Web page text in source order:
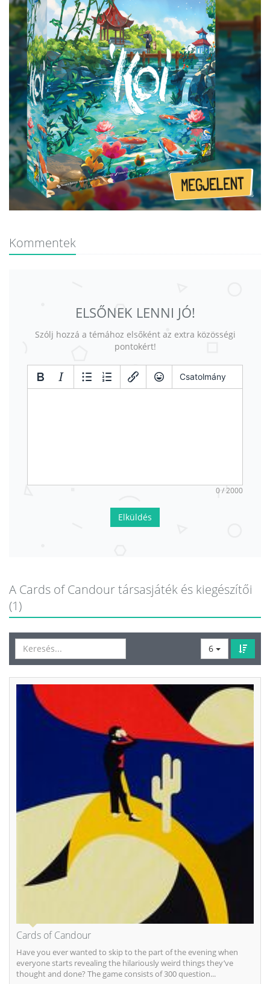
Kommentek
ELSŐNEK LENNI JÓ!
Szólj hozzá a témához elsőként az extra közösségi
pontokért!
Csatolmány
0 / 2000
Elküldés
A Cards of Candour társasjáték és kiegészítői
(1)
6
Cards of Candour
Have you ever wanted to skip to the part of the evening when
everyone starts revealing the hilariously weird things they’ve
thought and done? The game consists of 300 question...